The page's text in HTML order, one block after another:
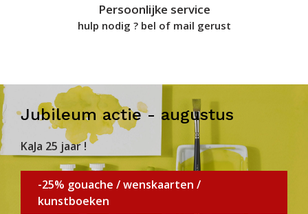
Persoonlijke service
hulp nodig ? bel of mail gerust
Jubileum actie - augustus
KaJa 25 jaar !
-25% gouache / wenskaarten /
kunstboeken